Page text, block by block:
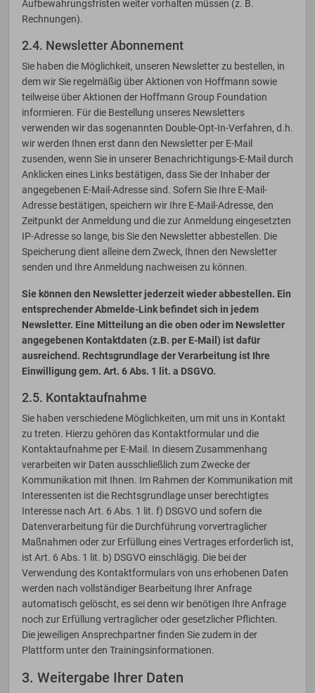
Aufbewahrungsfristen weiter vorhalten müssen (z. B.
Rechnungen).
2.4. Newsletter Abonnement
Sie haben die Möglichkeit, unseren Newsletter zu bestellen, in
dem wir Sie regelmäßig über Aktionen von Hoffmann sowie
teilweise über Aktionen der Hoffmann Group Foundation
informieren. Für die Bestellung unseres Newsletters
verwenden wir das sogenannten Double-Opt-In-Verfahren, d.h.
wir werden Ihnen erst dann den Newsletter per E-Mail
zusenden, wenn Sie in unserer Benachrichtigungs-E-Mail durch
Anklicken eines Links bestätigen, dass Sie der Inhaber der
angegebenen E-Mail-Adresse sind. Sofern Sie Ihre E-Mail-
Adresse bestätigen, speichern wir Ihre E-Mail-Adresse, den
Zeitpunkt der Anmeldung und die zur Anmeldung eingesetzten
IP-Adresse so lange, bis Sie den Newsletter abbestellen. Die
Speicherung dient alleine dem Zweck, Ihnen den Newsletter
senden und Ihre Anmeldung nachweisen zu können.
Sie können den Newsletter jederzeit wieder abbestellen. Ein
entsprechender Abmelde-Link befindet sich in jedem
Newsletter. Eine Mitteilung an die oben oder im Newsletter
angegebenen Kontaktdaten (z.B. per E-Mail) ist dafür
ausreichend. Rechtsgrundlage der Verarbeitung ist Ihre
Einwilligung gem. Art. 6 Abs. 1 lit. a DSGVO.
2.5. Kontaktaufnahme
Sie haben verschiedene Möglichkeiten, um mit uns in Kontakt
zu treten. Hierzu gehören das Kontaktformular und die
Kontaktaufnahme per E-Mail. In diesem Zusammenhang
verarbeiten wir Daten ausschließlich zum Zwecke der
Kommunikation mit Ihnen. Im Rahmen der Kommunikation mit
Interessenten ist die Rechtsgrundlage unser berechtigtes
Interesse nach Art. 6 Abs. 1 lit. f) DSGVO und sofern die
Datenverarbeitung für die Durchführung vorvertraglicher
Maßnahmen oder zur Erfüllung eines Vertrages erforderlich ist,
ist Art. 6 Abs. 1 lit. b) DSGVO einschlägig. Die bei der
Verwendung des Kontaktformulars von uns erhobenen Daten
werden nach vollständiger Bearbeitung Ihrer Anfrage
automatisch gelöscht, es sei denn wir benötigen Ihre Anfrage
noch zur Erfüllung vertraglicher oder gesetzlicher Pflichten.
Die jeweiligen Ansprechpartner finden Sie zudem in der
Plattform unter den Trainingsinformationen.
3. Weitergabe Ihrer Daten